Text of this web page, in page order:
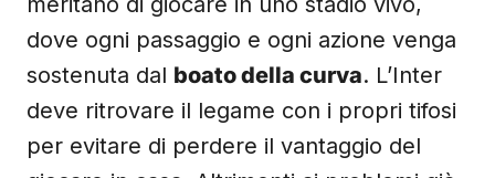
meritano di giocare in uno stadio vivo,
dove ogni passaggio e ogni azione venga
sostenuta dal boato della curva. L’Inter
deve ritrovare il legame con i propri tifosi
per evitare di perdere il vantaggio del